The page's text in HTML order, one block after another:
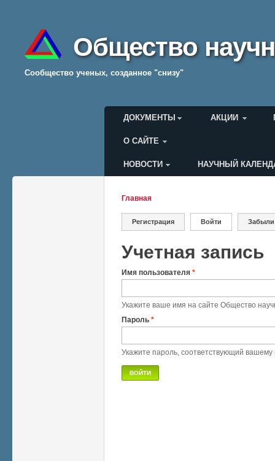
Общество
Cообщество ученых, созданное "снизу"
Главное меню
ДОКУМЕНТЫ АКЦИИ
О САЙТЕ
Меню пользователя
НОВОСТИ НАУЧНЫЙ
Вы здесь
Главная
Главные вкладки
Регистрация Войти (активная
Учетная запись
Имя пользователя *
Укажите ваше имя на сайте Общество
Пароль *
Укажите пароль, соответствующий вашему